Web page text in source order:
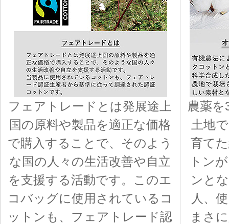
フェアトレードとは発展途上
国の原料や製品を適正な価格
で購入することで、そのよう
な国の人々の生活改善や自立
を支援する活動です。このエ
コバッグに使用されているコ
ットンも、フェアトレード認
農薬
土地
育て
トン
ンと
人、
まさ